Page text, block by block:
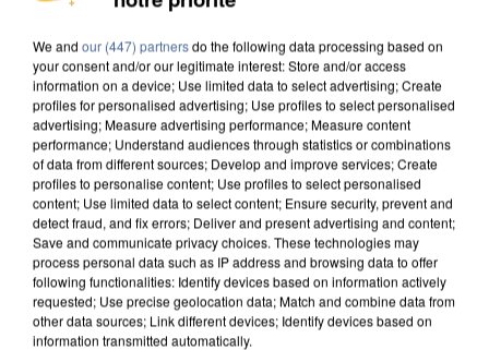
DE FAUNE SAUVAGE SONT...
We and our (447) partnersdo the following data processing based on
your consent and/or our legitimate interest: Store and/or access
information on a device; Use limited data to select advertising; Create
profiles for personalised advertising; Use profiles to select personalised
advertising; Measure advertising performance; Measure content
performance; Understand audiences through statistics or combinations
of data from different sources; Develop and improve services; Create
profiles to personalise content; Use profiles to select personalised
content; Use limited data to select content; Ensure security, prevent and
detect fraud, and fix errors; Deliver and present advertising and content;
Save and communicate privacy choices. These technologies may
process personal data such as IP address and browsing data to offer
following functionalities: Identify devices based on information actively
requested; Use precise geolocation data; Match and combine data from
other data sources; Link different devices; Identify devices based on
information transmitted automatically.